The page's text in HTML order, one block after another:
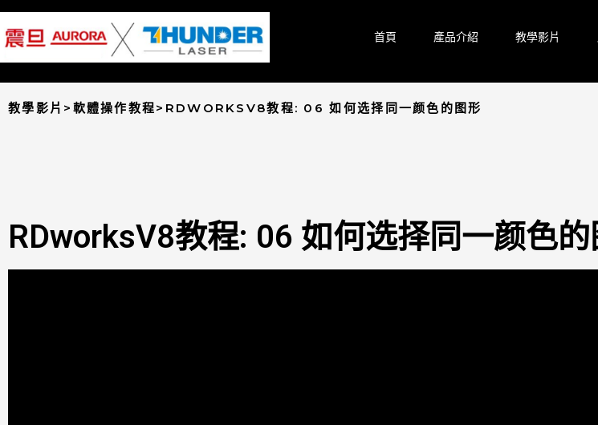
首頁 產品介紹 教學影片
教學影片>軟體操作教程>RDWORKSV8教程: 06 如何选择同一颜色的图形
RDworksV8教程: 06 如何选择同一颜色